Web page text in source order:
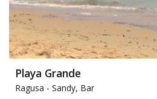
Playa Grande
Ragusa - Sandy, Bar